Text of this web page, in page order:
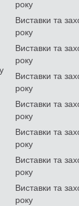
року
Виставки та
року
Виставки та
року
Виставки та
року
Виставки та
року
Виставки та
року
Виставки та
року
Виставки та
року